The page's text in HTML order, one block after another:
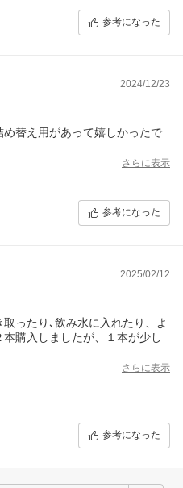
参考になった
2024/12/23
替え用があって嬉しかったで
さらに表示
参考になった
2025/02/12
ったり､飲み水に入れたり、よ
購入しましたが、１本が少し
ルを立てた状態で梱包していた
知れません｡ボトルのキャップ
さらに表示
参考になった